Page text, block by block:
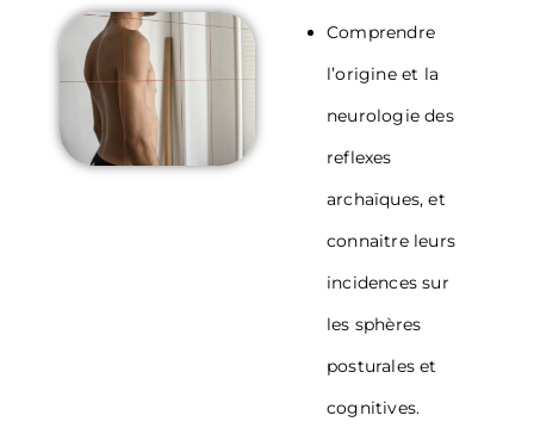
Comprendre
l’origine et la
neurologie des
reflexes
archaïques, et
connaitre leurs
incidences sur
les sphères
posturales et
cognitives.